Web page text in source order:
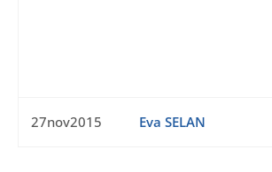
27nov2015 Eva SELAN